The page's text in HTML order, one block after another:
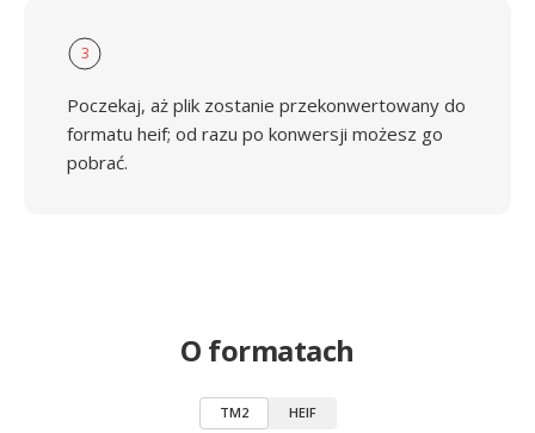
3
Poczekaj, aż plik zostanie przekonwertowany do
formatu heif; od razu po konwersji możesz go
pobrać.
O formatach
TM2 HEIF